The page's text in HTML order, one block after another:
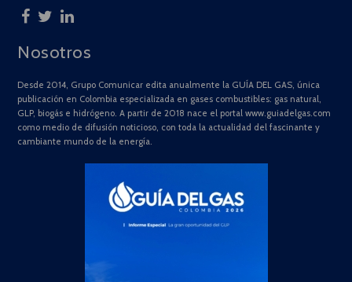
Nosotros
Desde 2014, Grupo Comunicar edita anualmente la GUÍA DEL GAS, única
publicación en Colombia especializada en gases combustibles: gas natural,
GLP, biogás e hidrógeno. A partir de 2018 nace el portal www.guiadelgas.com
como medio de difusión noticioso, con toda la actualidad del fascinante y
cambiante mundo de la energía.